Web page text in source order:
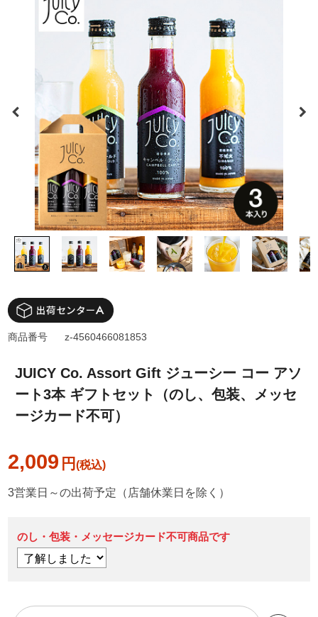
JUICY Co. Assort Gift ジューシー コー アソ
ート3本 ギフトセット（のし、包装、メッセ
ージカード不可）
2,009 円
商品番号 z-4560466081853
3営業日～の出荷予定（店舗休業日を除く）
のし・包装・メッセージカード不可商品です